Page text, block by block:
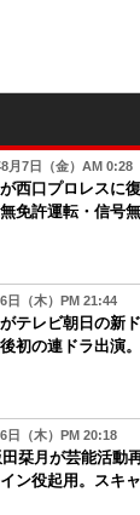
月7日（金）AM 0:28
西口プロレスに
免許運転・信号
日（木）PM 21:44
テレビ朝日の新
初の連ドラ出演
日（木）PM 20:18
栞月が芸能活動
ン役起用。スキ